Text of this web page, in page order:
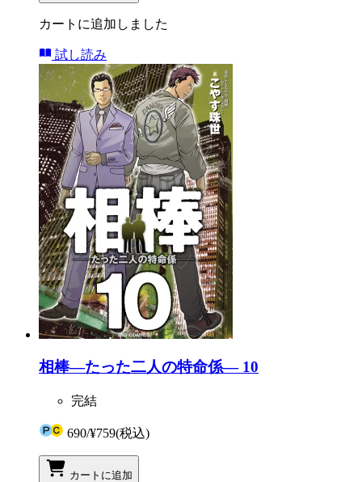
カートに追加しました
試し読み
相棒―たった二人の特命係― 10
完結
690/¥759(税込)
カートに追加